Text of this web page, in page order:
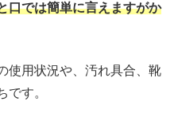
口では簡単に言えますがか
使用状況や、汚れ具合、靴
です。